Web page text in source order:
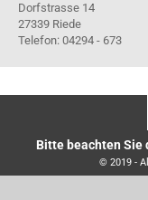
Dorfstrasse 14
27339 Riede
Telefon: 04294 - 673
Bitte beachten Sie
© 2019 -